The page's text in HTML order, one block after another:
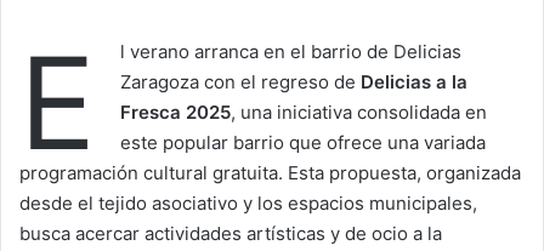
E
l verano arranca en el barrio de Delicias
Zaragoza con el regreso de Delicias a la
Fresca 2025, una iniciativa consolidada en
este popular barrio que ofrece una variada
programación cultural gratuita. Esta propuesta, organizada
desde el tejido asociativo y los espacios municipales,
busca acercar actividades artísticas y de ocio a la